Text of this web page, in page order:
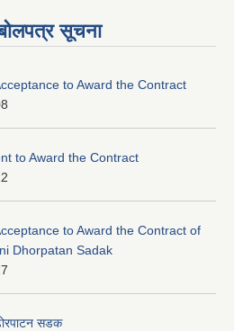
सूचना
to Award the Contract
to Award the Contract
to Award the Contract of
Dhorpatan Sadak
सडक